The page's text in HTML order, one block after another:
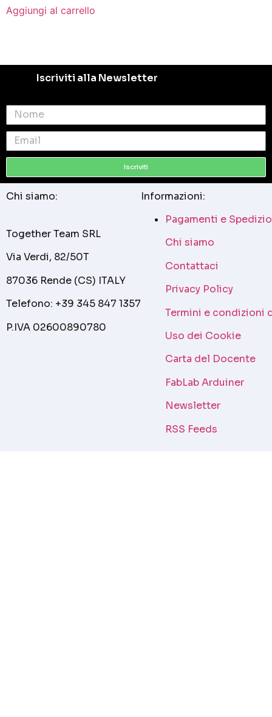
Aggiungi al carrello
Iscriviti alla Newsletter
Iscriviti
Chi siamo:
Together Team SRL
Via Verdi, 82/50T
87036 Rende (CS) ITALY
Telefono: +39 345 847 1357
P.IVA 02600890780
Informazioni:
Pagamenti e
Chi siamo
Contattaci
Privacy Policy
Termini e condizioni
Uso dei Cookie
Carta del Docente
FabLab Arduiner
Newsletter
RSS Feeds